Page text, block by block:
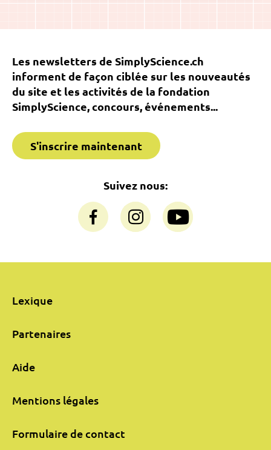
Les newsletters de SimplyScience.ch
informent de façon ciblée sur les nouveautés
du site et les activités de la fondation
SimplyScience, concours, événements...
S'inscrire maintenant
Suivez nous:
Lexique
Partenaires
Aide
Mentions légales
Formulaire de contact